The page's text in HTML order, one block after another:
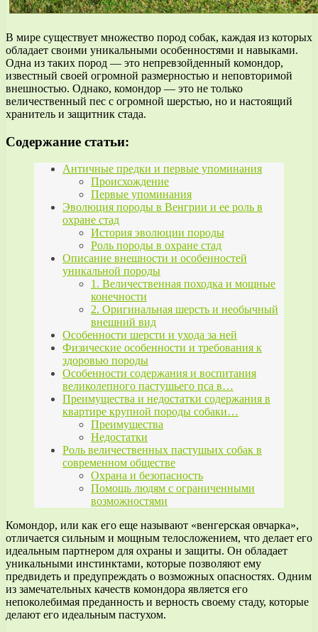
В мире существует множество пород собак, каждая из которых
обладает своими уникальными особенностями и навыками.
Одна из таких пород — это непревзойденный комондор,
известный своей огромной размерностью и неповторимой
внешностью. Однако, комондор — это не только
величественный пес с огромной шерстью, но и настоящий
хранитель и защитник стада.
Содержание статьи:
Античные предки и первые упоминания
Происхождение
Первые упоминания
Эволюция породы в Венгрии и ее роль в
охране стад
История эволюции породы
Роль породы в охране стад
Описание внешности и особенностей
уникальной породы
1. Величественная походка и мощные
конечности
2. Оригинальная шерсть и необычный
внешний вид
Особенности шерсти и ухода за ней
Физические особенности и требования к
здоровью породы
Особенности содержания и воспитания
великолепного пастушьего пса в…
Преимущества и недостатки содержания в
квартире крупной породы собаки…
Преимущества
Недостатки
Роль величественных пастушьих собак в
современном обществе
Охрана и безопасность
Помощь людям с ограниченными
возможностями
Комондор, или как его еще называют «венгерская овчарка»,
отличается сильным и мощным телосложением, что делает его
идеальным партнером для охраны и защиты. Он обладает
уникальными инстинктами, которые позволяют ему
предвидеть и предупреждать о возможных опасностях. Одним
из замечательных качеств комондора является его
непоколебимая преданность и верность своему стаду, которые
делают его идеальным пастухом.